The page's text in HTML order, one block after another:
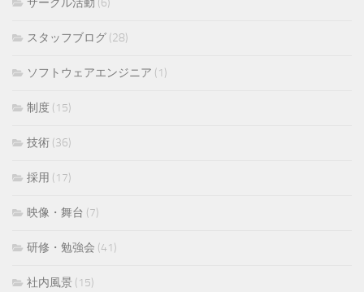
サークル活動 (6)
スタッフブログ (28)
ソフトウェアエンジニア (1)
制度 (15)
技術 (36)
採用 (17)
映像・舞台 (7)
研修・勉強会 (41)
社内風景 (15)